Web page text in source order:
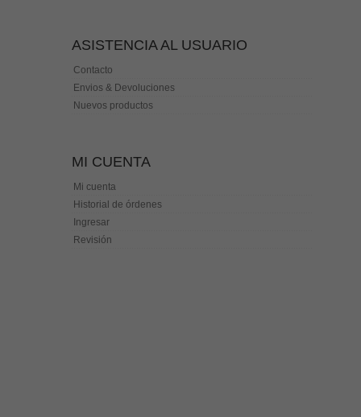
ASISTENCIA AL USUARIO
Contacto
Envios & Devoluciones
Nuevos productos
MI CUENTA
Mi cuenta
Historial de órdenes
Ingresar
Revisión